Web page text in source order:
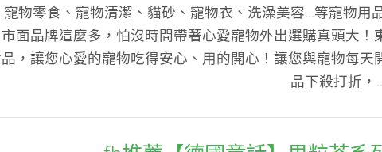
寵物零食、寵物清潔、貓砂、寵物衣、洗澡美容...等寵物
面品牌這麼多，怕沒時間帶著心愛寵物外出選購真頭大
，讓您心愛的寵物吃得安心、用的開心！讓您與寵物每
品下殺打折，